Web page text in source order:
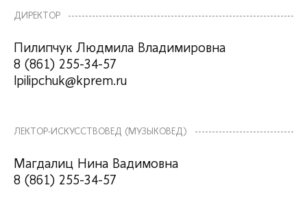
ДИРЕКТОР
Пилипчук Людмила Владимировна
8 (861) 255-34-57
lpilipchuk@kprem.ru
ЛЕКТОР-ИСКУССТВОВЕД (МУЗЫКОВЕД)
Магдалиц Нина Вадимовна
8 (861) 255-34-57